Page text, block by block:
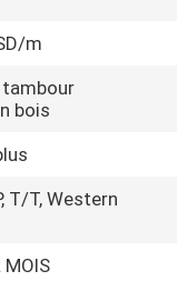
m
bois
T/T, Western
MOIS